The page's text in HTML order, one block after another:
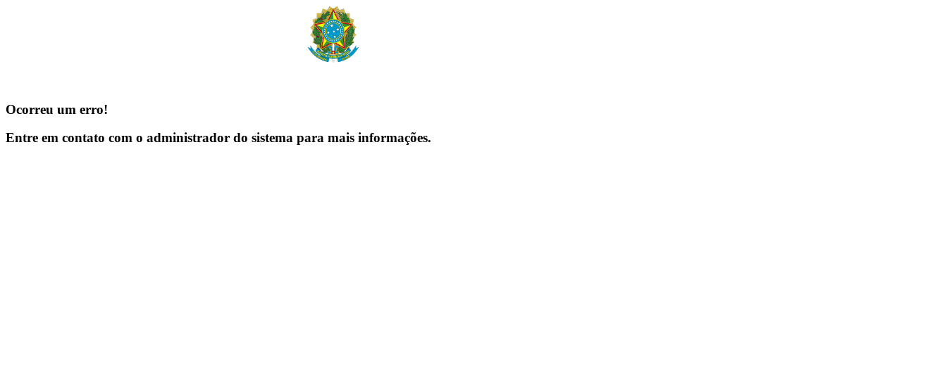
Ocorreu um erro!
Entre em contato com o administrador do sistema para mais informações.